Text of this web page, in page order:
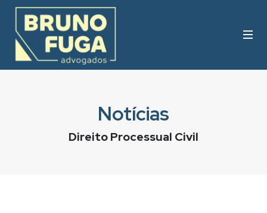
Notícias
Direito Processual Civil